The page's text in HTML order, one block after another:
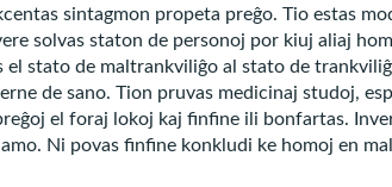
Malba Tahan
Dia Modelo de Karitato, pri kiu la
purajn sentojn de Amo al
Faru, Sinjoro, ke mi sankte
sintagmon propeta preĝo. Tio estas
solvas staton de personoj por kiuj aliaj
el stato de maltrankviliĝo al stato de
de sano. Tion pruvas medicinaj studoj,
el foraj lokoj kaj finfine ili bonfartas.
Ni povas finfine konkludi ke homoj en